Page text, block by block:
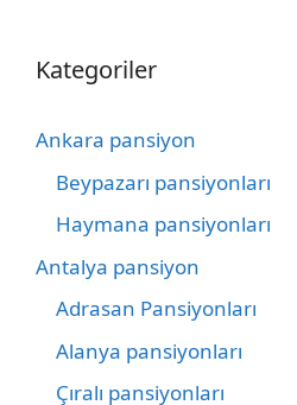
Kategoriler
Ankara pansiyon
Beypazarı pansiyonları
Haymana pansiyonları
Antalya pansiyon
Adrasan Pansiyonları
Alanya pansiyonları
Çıralı pansiyonları